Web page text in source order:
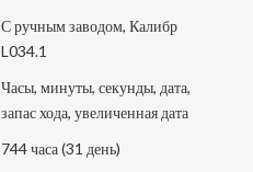
С ручным заводом, Калибр
L034.1
Часы, минуты, секунды, дата,
запас хода, увеличенная дата
744 часа (31 день)